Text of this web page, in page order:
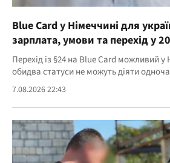
Blue Card у Німеччині для
зарплата, умови та перехід у
Перехід із §24 на Blue Card можливий у
обидва статуси не можуть діяти
7.08.2026 22:43